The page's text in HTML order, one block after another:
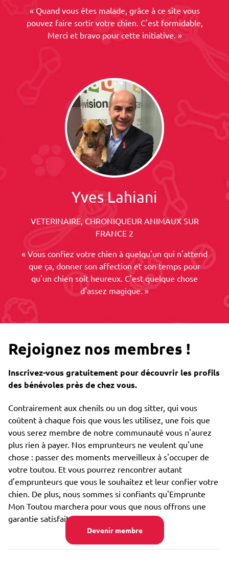
Devenir membre
« Quand vous êtes malade, grâce à ce site vous
pouvez faire sortir votre chien. C'est formidable,
Merci et bravo pour cette initiative. »
Yves Lahiani
VETERINAIRE, CHRONIQUEUR ANIMAUX SUR
FRANCE 2
« Vous confiez votre chien à quelqu'un qui n'attend
que ça, donner son affection et son temps pour
qu'un chien soit heureux. C'est quelque chose
d'assez magique. »
Rejoignez nos membres !
Inscrivez-vous gratuitement pour découvrir les profils
des bénévoles près de chez vous.
Contrairement aux chenils ou un dog sitter, qui vous
coûtent à chaque fois que vous les utilisez, une fois que
vous serez membre de notre communauté vous n'aurez
plus rien à payer. Nos emprunteurs ne veulent qu'une
chose : passer des moments merveilleux à s'occuper de
votre toutou. Et vous pourrez rencontrer autant
d'emprunteurs que vous le souhaitez et leur confier votre
chien. De plus, nous sommes si confiants qu'Emprunte
Mon Toutou marchera pour vous que nous offrons une
garantie satisfait ou remboursé.